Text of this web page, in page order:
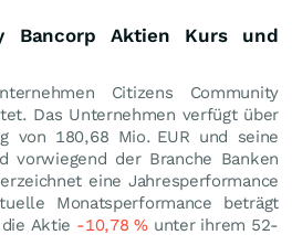
Bancorp Aktien Kurs und
Citizens Community
Das Unternehmen verfügt über
von 180,68 Mio. EUR und seine
vorwiegend der Branche Banken
eine Jahresperformance
Monatsperformance beträgt
Aktie -10,78%unter ihrem 52-